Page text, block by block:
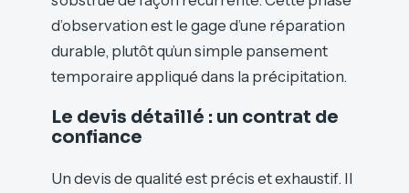
d’observation est le gage d’une réparation
durable, plutôt qu’un simple pansement
temporaire appliqué dans la précipitation.
Le devis détaillé : un contrat de
confiance
Un devis de qualité est précis et exhaustif. Il